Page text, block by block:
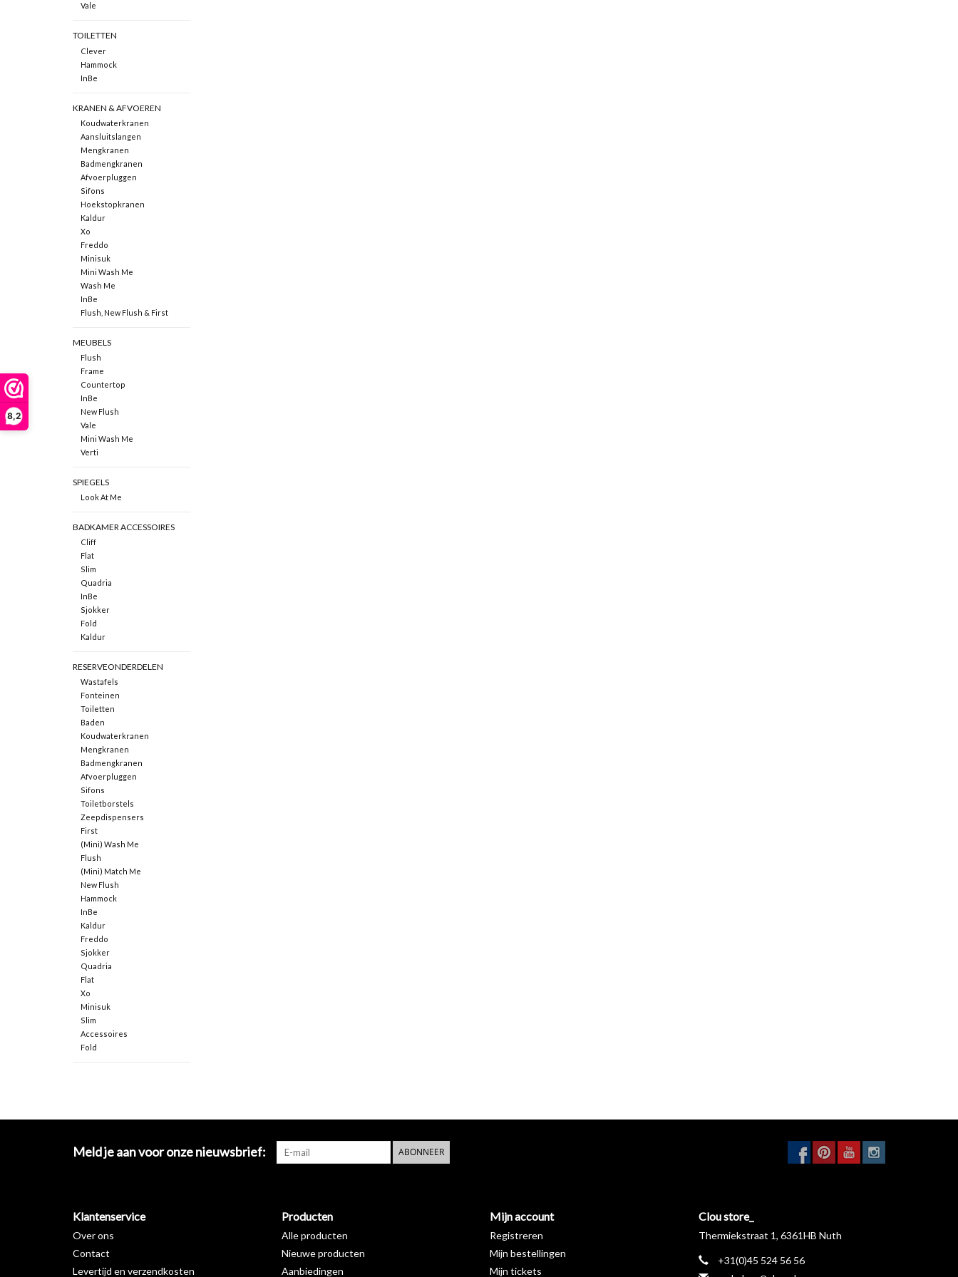
8,2
Vale
TOILETTEN
Clever
Hammock
InBe
KRANEN & AFVOEREN
Koudwaterkranen
Aansluitslangen
Mengkranen
Badmengkranen
Afvoerpluggen
Sifons
Hoekstopkranen
Kaldur
Xo
Freddo
Minisuk
Mini Wash Me
Wash Me
InBe
Flush, New Flush & First
MEUBELS
Flush
Frame
Countertop
InBe
New Flush
Vale
Mini Wash Me
Verti
SPIEGELS
Look At Me
BADKAMER ACCESSOIRES
Cliff
Flat
Slim
Quadria
InBe
Sjokker
Fold
Kaldur
RESERVEONDERDELEN
Wastafels
Fonteinen
Toiletten
Baden
Koudwaterkranen
Mengkranen
Badmengkranen
Afvoerpluggen
Sifons
Toiletborstels
Zeepdispensers
First
(Mini) Wash Me
Flush
(Mini) Match Me
New Flush
Hammock
InBe
Kaldur
Freddo
Sjokker
Quadria
Flat
Xo
Minisuk
Slim
Accessoires
Fold
Meld je aan voor onze nieuwsbrief: ABONNEER
Klantenservice
Over ons
Contact
Levertijd en verzendkosten
Producten
Alle producten
Nieuwe producten
Aanbiedingen
Mijn account
Registreren
Mijn bestellingen
Mijn tickets
Clou store_
Thermiekstraat 1, 6361HB Nuth
+31(0)45 524 56 56